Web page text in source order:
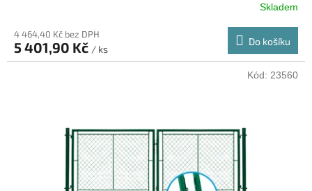
Skladem
4 464,40 Kč bez DPH
5 401,90 Kč / ks
Do košíku
Kód: 23560